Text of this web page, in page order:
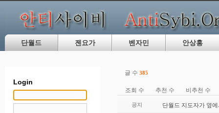
단월드 젠요가 벤자민 안상홍
Login
글 수 385
조회 수 추천 수 비추천 수
공지 단월드 지도자가 옆